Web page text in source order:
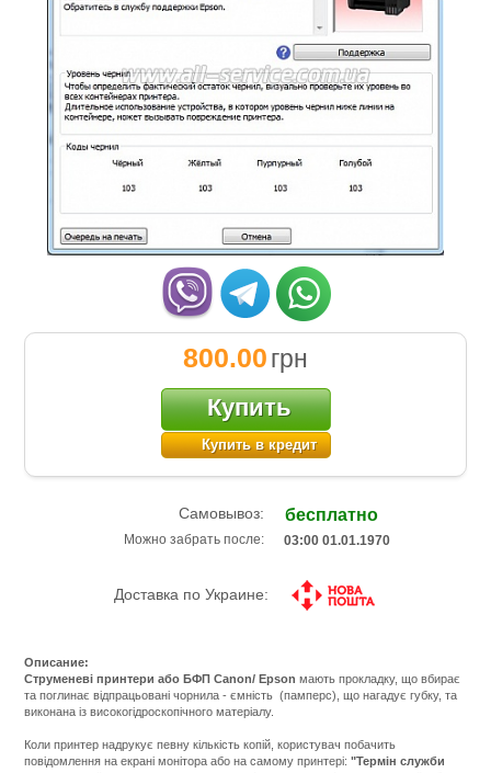
800.00грн
Купить
Купить в кредит
Самовывоз: бесплатно
Можно забрать после: 03:00 01.01.1970
Доставка по Украине:
Описание:
Струменеві принтери або БФП Canon/ Epsonмають прокладку, що вбирає
та поглинає відпрацьовані чорнила - ємність (памперс), що нагадує губку, та
виконана із високогідроскопічного матеріалу.
Коли принтер надрукує певну кількість копій, користувач побачить
повідомлення на екрані монітора або на самому принтері:"Термін служби